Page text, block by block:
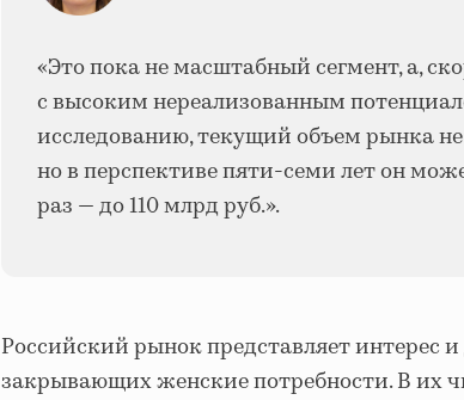
«Это пока не масштабный сегмент, а,
с высоким нереализованным
исследованию, текущий объем рынка
но в перспективе пяти-семи лет он
раз —до 110 млрд руб.».
Российский рынок представляет интерес
закрывающих женские потребности. В их